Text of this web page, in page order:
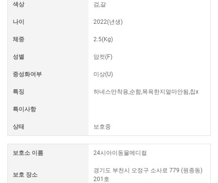
색상 검,갈
나이 2022(년생)
체중 2.5(Kg)
성별 암컷(F)
중성화여부 미상(U)
특징 하네스만착용,순함,목욕한지얼마안됨,칩x
특이사항
상태 보호중
보호소 이름 24시아이동물메디컬
보호 장소
경기도 부천시 오정구 소사로 779 (원종동)
201호